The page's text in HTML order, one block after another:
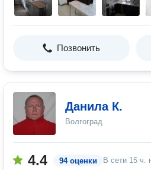
Позвонить
Данила К.
Волгоград
4.4 94 оценки В сети 15 ч.